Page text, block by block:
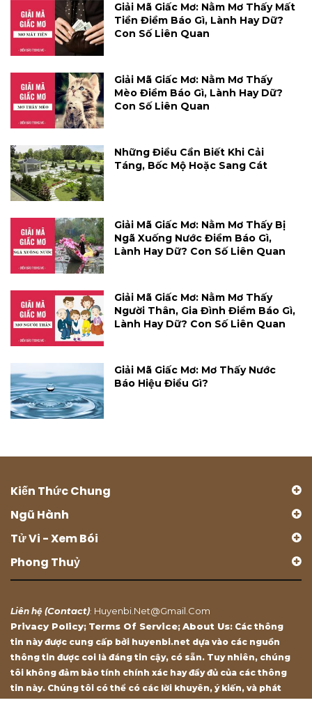
Giải Mã Giấc Mơ: Nằm Mơ Thấy Mất
Tiền Điềm Báo Gì, Lành Hay Dữ?
Con Số Liên Quan
Giải Mã Giấc Mơ: Nằm Mơ Thấy
Mèo Điềm Báo Gì, Lành Hay Dữ?
Con Số Liên Quan
Những Điều Cần Biết Khi Cải
Táng, Bốc Mộ Hoặc Sang Cát
Giải Mã Giấc Mơ: Nằm Mơ Thấy Bị
Ngã Xuống Nước Điềm Báo Gì,
Lành Hay Dữ? Con Số Liên Quan
Giải Mã Giấc Mơ: Nằm Mơ Thấy
Người Thân, Gia Đình Điềm Báo Gì,
Lành Hay Dữ? Con Số Liên Quan
Giải Mã Giấc Mơ: Mơ Thấy Nước
Báo Hiệu Điều Gì?
Kiến Thức Chung
Ngũ Hành
Tử Vi - Xem Bói
Phong Thuỷ
Liên hệ (Contact): Huyenbi.net@gmail.com
Privacy Policy; Terms Of Service; About Us: Các thông
tin này được cung cấp bởi huyenbi.net dựa vào các nguồn
thông tin được coi là đáng tin cậy, có sẵn. Tuy nhiên, chúng
tôi không đảm bảo tính chính xác hay đầy đủ của các thông
tin này. Chúng tôi có thể có các lời khuyên, ý kiến, và phát